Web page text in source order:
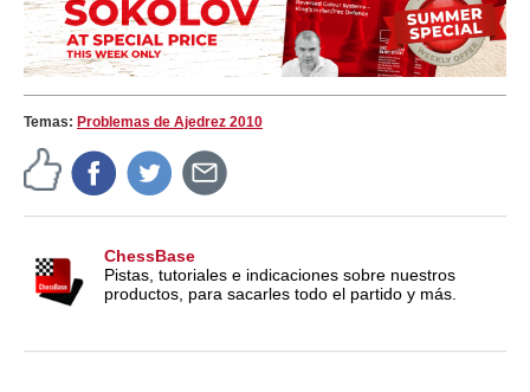
Temas: Problemas de Ajedrez 2010
ChessBase
Pistas, tutoriales e indicaciones sobre nuestros
productos, para sacarles todo el partido y más.